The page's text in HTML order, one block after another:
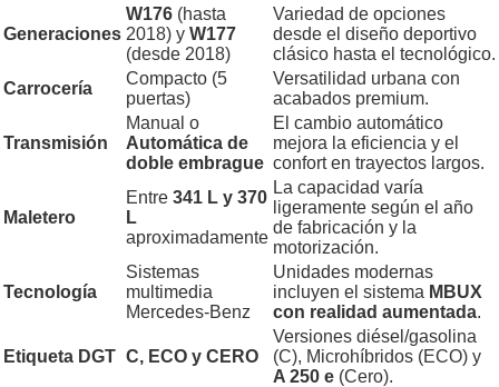
Generaciones
W176 (hasta
2018) y W177
(desde 2018)
Variedad de opciones
desde el diseño deportivo
clásico hasta el tecnológico.
Carrocería
Compacto (5
puertas)
Versatilidad urbana con
acabados premium.
Transmisión
Manual o
Automática de
doble embrague
El cambio automático
mejora la eficiencia y el
confort en trayectos largos.
Maletero
Entre 341 L y 370
L
aproximadamente
La capacidad varía
ligeramente según el año
de fabricación y la
motorización.
Tecnología
Sistemas
multimedia
Mercedes-Benz
Unidades modernas
incluyen el sistema MBUX
con realidad aumentada.
Etiqueta DGT C, ECO y CERO
Versiones diésel/gasolina
(C), Microhíbridos (ECO) y
A 250 e (Cero).